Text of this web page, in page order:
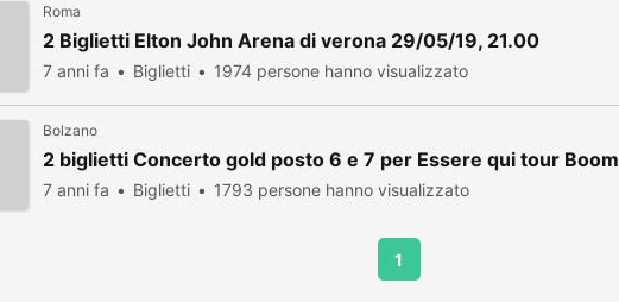
Roma
2 Biglietti Elton John Arena di verona 29/05/19, 21.00
7 anni fa Biglietti 1974 persone hanno visualizzato
Bolzano
2 biglietti Concerto gold posto 6 e 7 per Essere qui tour Boom
7 anni fa Biglietti 1793 persone hanno visualizzato
1